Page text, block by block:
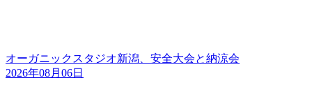
オーガニックスタジオ新潟、安全大会と納涼会
2026年08月06日